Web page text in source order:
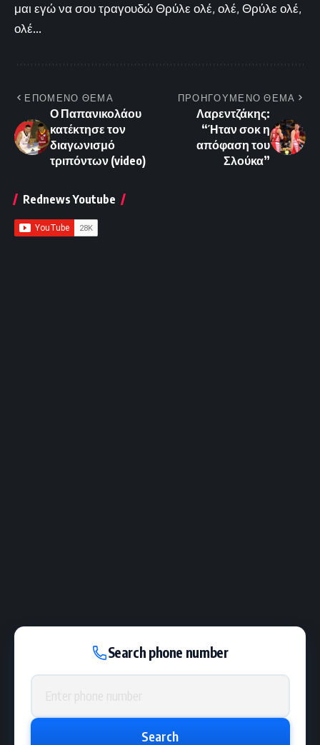
μαι εγώ να σου τραγουδώ Θρύλε ολέ, ολέ, Θρύλε ολέ,
ολέ...
ΕΠΟΜΕΝΟ ΘΕΜΑ
Ο Παπανικολάου
κατέκτησε τον
διαγωνισμό
τριπόντων (video)
ΠΡΟΗΓΟΥΜΕΝΟ ΘΕΜΑ
Λαρεντζάκης:
“Ήταν σοκ η
απόφαση του
Σλούκα”
Rednews Youtube
Search phone number
Phone number
Search